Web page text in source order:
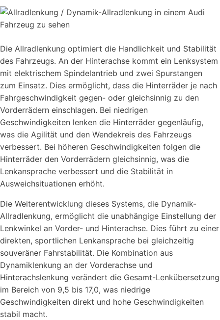
Die Allradlenkung optimiert die Handlichkeit und Stabilität
des Fahrzeugs. An der Hinterachse kommt ein Lenksystem
mit elektrischem Spindelantrieb und zwei Spurstangen
zum Einsatz. Dies ermöglicht, dass die Hinterräder je nach
Fahrgeschwindigkeit gegen- oder gleichsinnig zu den
Vorderrädern einschlagen. Bei niedrigen
Geschwindigkeiten lenken die Hinterräder gegenläufig,
was die Agilität und den Wendekreis des Fahrzeugs
verbessert. Bei höheren Geschwindigkeiten folgen die
Hinterräder den Vorderrädern gleichsinnig, was die
Lenkansprache verbessert und die Stabilität in
Ausweichsituationen erhöht.
Die Weiterentwicklung dieses Systems, die Dynamik-
Allradlenkung, ermöglicht die unabhängige Einstellung der
Lenkwinkel an Vorder- und Hinterachse. Dies führt zu einer
direkten, sportlichen Lenkansprache bei gleichzeitig
souveräner Fahrstabilität. Die Kombination aus
Dynamiklenkung an der Vorderachse und
Hinterachslenkung verändert die Gesamt-Lenkübersetzung
im Bereich von 9,5 bis 17,0, was niedrige
Geschwindigkeiten direkt und hohe Geschwindigkeiten
stabil macht.